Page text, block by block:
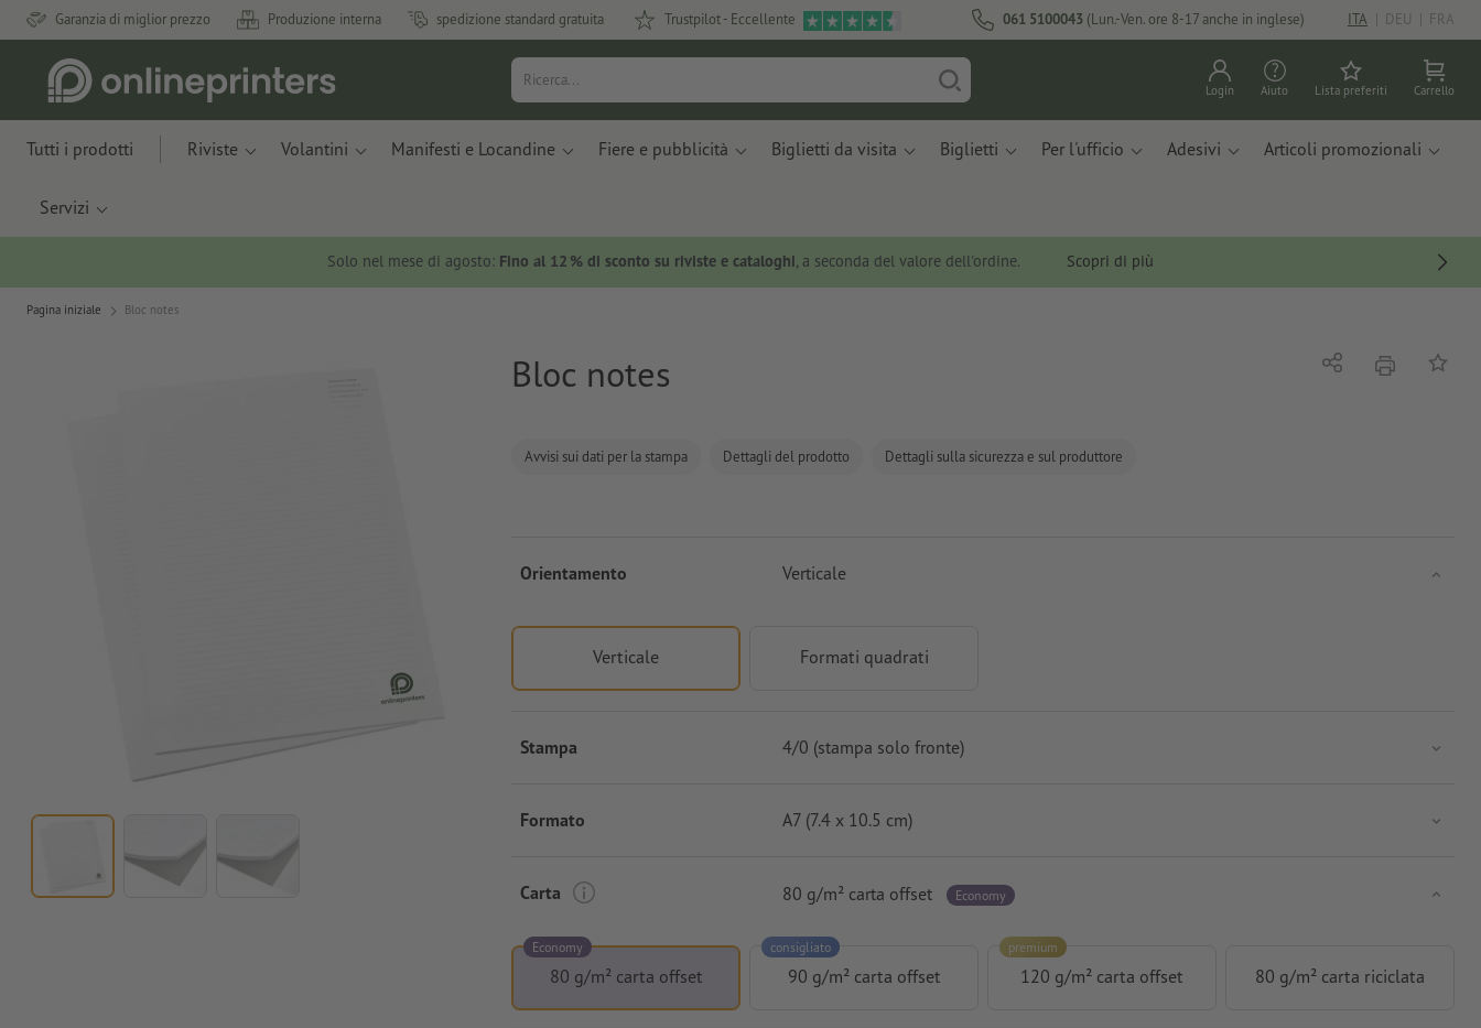
Garanzia di miglior prezzo Produzione interna spedizione standard gratuita Trustpilot - Eccellente 061 5100043 (Lun.-Ven. ore 8-17 anche in inglese) ITA | DEU | FRA
Login Aiuto Lista preferiti Carrello
Tutti i prodotti Riviste Volantini Manifesti e Locandine Fiere e pubblicità Biglietti da visita Biglietti Per l'ufficio Adesivi Articoli promozionali
Servizi
Solo nel mese di agosto: Fino al 12 % di sconto su riviste e cataloghi, a seconda del valore dell'ordine. Scopri di più
Pagina iniziale Bloc notes
Bloc notes
Avvisi sui dati per la stampa Dettagli del prodotto Dettagli sulla sicurezza e sul produttore
Condividistamparealla
Orientamento Verticale
Verticale Formati quadrati
Stampa 4/0 (stampa solo fronte)
Formato A7 (7.4 x 10.5 cm)
Carta 80 g/m² carta offset Economy
80 g/m² carta offset
Economy
90 g/m² carta offset
consigliato
120 g/m² carta offset
premium
80 g/m² carta riciclata